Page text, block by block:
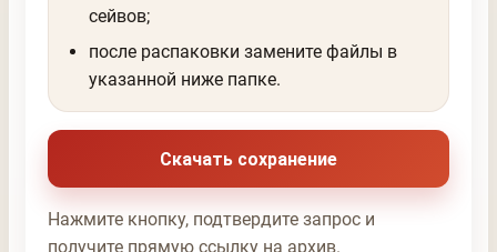
сейвов;
после распаковки замените файлы в
указанной ниже папке.
Скачать сохранение
Нажмите кнопку, подтвердите запрос и
получите прямую ссылку на архив.